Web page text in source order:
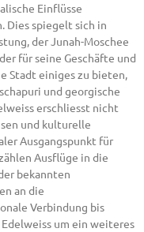
Einflüsse
Dies spiegelt sich in
der Junah-Moschee
für seine Geschäfte und
Stadt einiges zu bieten,
und georgische
erschliesst nicht
und kulturelle
Ausgangspunkt für
Ausflüge in die
bekannten
an die
Verbindung bis
um ein weiteres